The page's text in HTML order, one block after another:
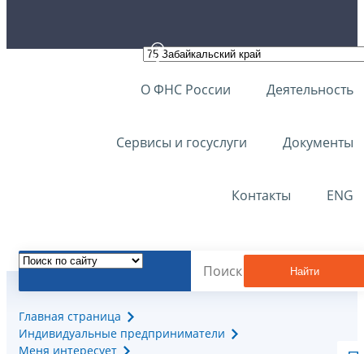
О ФНС России Деятельность
Сервисы и госуслуги Документы
Контакты ENG
Найти
Главная страница
Индивидуальные предприниматели
Меня интересует